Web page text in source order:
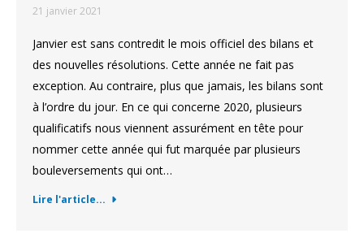
21 janvier 2021
Janvier est sans contredit le mois officiel des bilans et
des nouvelles résolutions. Cette année ne fait pas
exception. Au contraire, plus que jamais, les bilans sont
à l’ordre du jour. En ce qui concerne 2020, plusieurs
qualificatifs nous viennent assurément en tête pour
nommer cette année qui fut marquée par plusieurs
bouleversements qui ont…
Lire l'article...